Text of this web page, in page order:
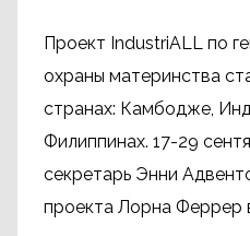
Проект IndustriALL по
охраны материнства
странах: Камбодже,
Филиппинах. 17-29
секретарь Энни
проекта Лорна Феррер